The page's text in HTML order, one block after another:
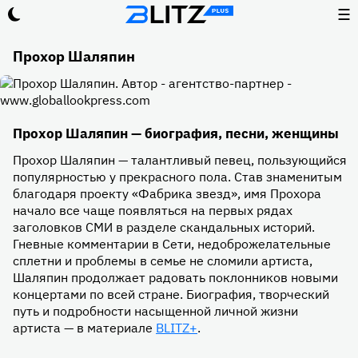
☰
Прохор Шаляпин
Прохор Шаляпин — биография, песни, женщины
Прохор Шаляпин — талантливый певец, пользующийся
популярностью у прекрасного пола. Став знаменитым
благодаря проекту «Фабрика звезд», имя Прохора
начало все чаще появляться на первых рядах
заголовков СМИ в разделе скандальных историй.
Гневные комментарии в Сети, недоброжелательные
сплетни и проблемы в семье не сломили артиста,
Шаляпин продолжает радовать поклонников новыми
концертами по всей стране. Биография, творческий
путь и подробности насыщенной личной жизни
артиста — в материале BLITZ+.